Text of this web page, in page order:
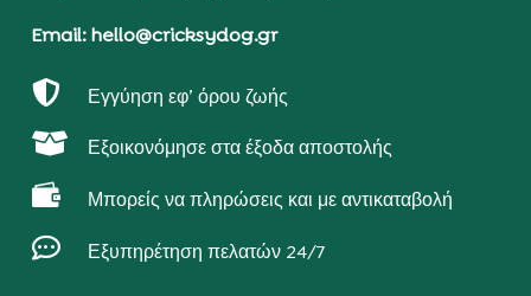
Email: hello@cricksydog.gr
 Εγγύηση εφ’ όρου ζωής
 Εξοικονόμησε στα έξοδα αποστολής
 Μπορείς να πληρώσεις και με αντικαταβολή
 Εξυπηρέτηση πελατών 24/7